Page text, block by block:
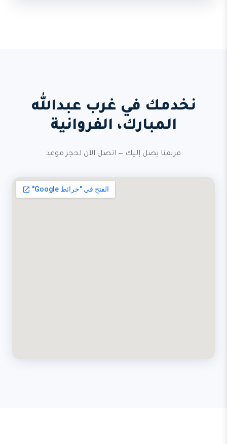
نخدمك في غرب عبدالله
المبارك، الفروانية
فريقنا يصل إليك — اتصل الآن لحجز موعد